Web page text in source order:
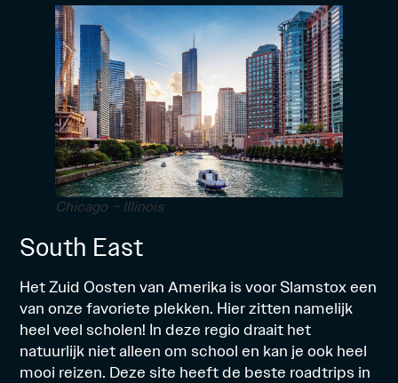
Chicago – Illinois
South East
Het Zuid Oosten van Amerika is voor Slamstox een
van onze favoriete plekken. Hier zitten namelijk
heel veel scholen! In deze regio draait het
natuurlijk niet alleen om school en kan je ook heel
mooi reizen. Deze site heeft de beste roadtrips in